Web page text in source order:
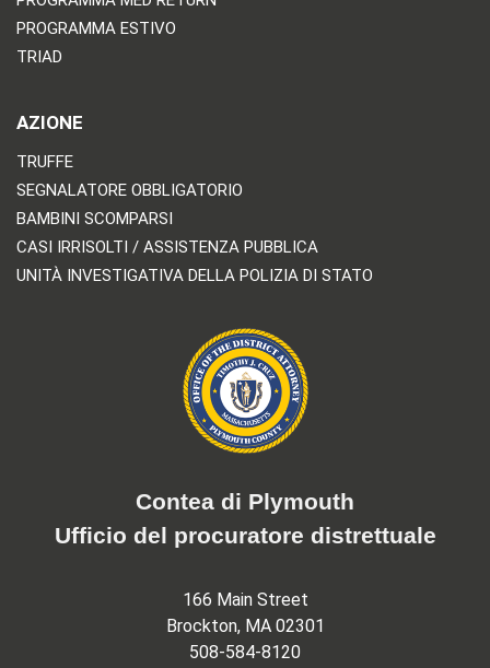
PROGRAMMA ESTIVO
TRIAD
AZIONE
TRUFFE
SEGNALATORE OBBLIGATORIO
BAMBINI SCOMPARSI
CASI IRRISOLTI / ASSISTENZA PUBBLICA
UNITÀ INVESTIGATIVA DELLA POLIZIA DI STATO
Contea di Plymouth
Ufficio del procuratore distrettuale
166 Main Street
Brockton, MA 02301
508-584-8120